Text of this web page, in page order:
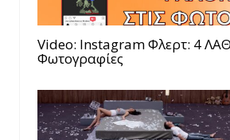
Video: Instagram Φλερτ: 4
Φωτογραφίες